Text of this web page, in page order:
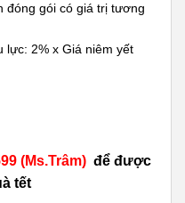
đóng gói có giá trị tương
lực: 2% x Giá niêm yết
(Ms.Trâm) để được
tết